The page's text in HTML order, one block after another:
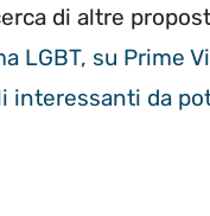
di altre
LGBT, su Prime
interessanti da